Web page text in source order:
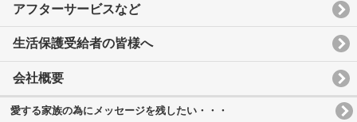
アフターサービスなど
生活保護受給者の皆様へ
会社概要
愛する家族の為にメッセージを残したい・・・